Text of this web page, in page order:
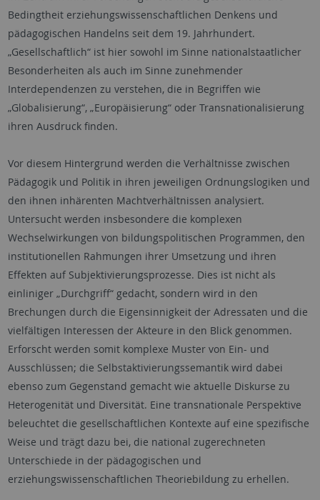
Bedingtheit erziehungswissenschaftlichen Denkens und
pädagogischen Handelns seit dem 19. Jahrhundert.
„Gesellschaftlich“ ist hier sowohl im Sinne nationalstaatlicher
Besonderheiten als auch im Sinne zunehmender
Interdependenzen zu verstehen, die in Begriffen wie
„Globalisierung“, „Europäisierung“ oder Transnationalisierung
ihren Ausdruck finden.
Vor diesem Hintergrund werden die Verhältnisse zwischen
Pädagogik und Politik in ihren jeweiligen Ordnungslogiken und
den ihnen inhärenten Machtverhältnissen analysiert.
Untersucht werden insbesondere die komplexen
Wechselwirkungen von bildungspolitischen Programmen, den
institutionellen Rahmungen ihrer Umsetzung und ihren
Effekten auf Subjektivierungsprozesse. Dies ist nicht als
einliniger „Durchgriff“ gedacht, sondern wird in den
Brechungen durch die Eigensinnigkeit der Adressaten und die
vielfältigen Interessen der Akteure in den Blick genommen.
Erforscht werden somit komplexe Muster von Ein- und
Ausschlüssen; die Selbstaktivierungssemantik wird dabei
ebenso zum Gegenstand gemacht wie aktuelle Diskurse zu
Heterogenität und Diversität. Eine transnationale Perspektive
beleuchtet die gesellschaftlichen Kontexte auf eine spezifische
Weise und trägt dazu bei, die national zugerechneten
Unterschiede in der pädagogischen und
erziehungswissenschaftlichen Theoriebildung zu erhellen.